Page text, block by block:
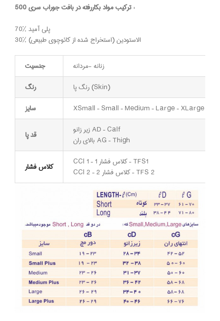
ترکیب مواد بکاررفته در بافت جوراب سری 500 :
70% پلی آمید
30% الاستودین (استخراج شده از کائوچوی طبیعی)
جنسیت
زنانه -مردانه
رنگ
رنگ پا (Skin)
سایز
XSmall – Small – Medium – Large – XLarge
قد پا
زیر زانو AD – Calf
بالای ران AG – Thigh
کلاس فشار
CCl 1 – کلاس فشار 1 – TFS1
CCl 2 – کلاس فشار 2 – TFS 2